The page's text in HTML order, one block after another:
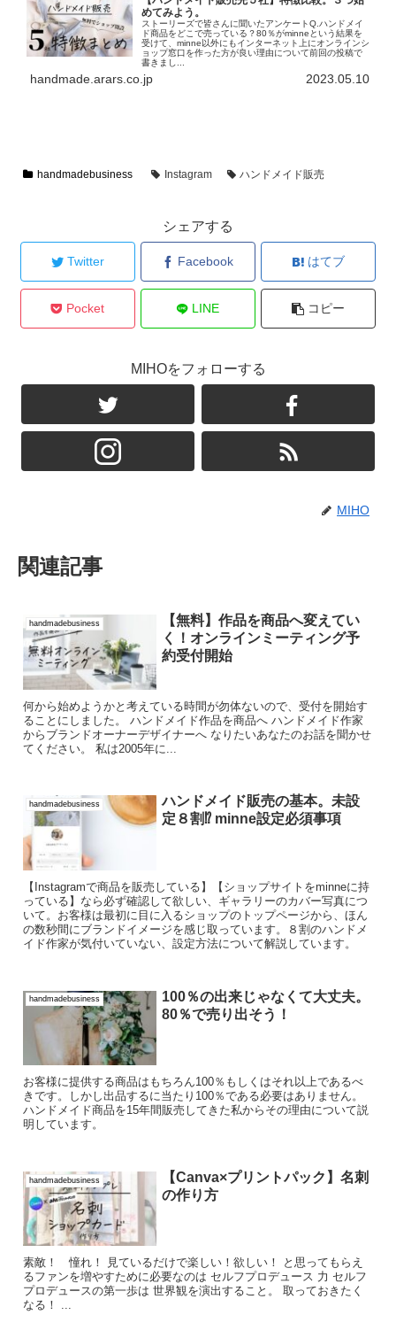
めてみよう。
ストーリーズで皆さんに聞いたアンケートQ.ハンドメイ
ド商品をどこで売っている？80％がminneという結果を
受けて、minne以外にもインターネット上にオンラインシ
ョップ窓口を作った方が良い理由について前回の投稿で
書きまし...
handmade.arars.co.jp 2023.05.10
handmadebusiness Instagram ハンドメイド販売
シェアする
Twitter Facebook はてブ
Pocket LINE コピー
MIHOをフォローする
MIHO
関連記事
handmadebusiness
【無料】作品を商品へ変えてい
く！オンラインミーティング予
約受付開始
何から始めようかと考えている時間が勿体ないので、受付を開始す
ることにしました。 ハンドメイド作品を商品へ ハンドメイド作家
からブランドオーナーデザイナーへ なりたいあなたのお話を聞かせ
てください。 私は2005年に...
handmadebusiness
ハンドメイド販売の基本。未設
定８割⁉ minne設定必須事項
【Instagramで商品を販売している】【ショップサイトをminneに持
っている】なら必ず確認して欲しい、ギャラリーのカバー写真につ
いて。お客様は最初に目に入るショップのトップページから、ほん
の数秒間にブランドイメージを感じ取っています。８割のハンドメ
イド作家が気付いていない、設定方法について解説しています。
handmadebusiness
100％の出来じゃなくて大丈夫。
80％で売り出そう！
お客様に提供する商品はもちろん100％もしくはそれ以上であるべ
きです。しかし出品するに当たり100％である必要はありません。
ハンドメイド商品を15年間販売してきた私からその理由について説
明しています。
handmadebusiness
【Canva×プリントパック】名刺
の作り方
素敵！ 憧れ！ 見ているだけで楽しい！欲しい！ と思ってもらえ
るファンを増やすために必要なのは セルフプロデュース 力 セルフ
プロデュースの第一歩は 世界観を演出すること。 取っておきたく
なる！ ...